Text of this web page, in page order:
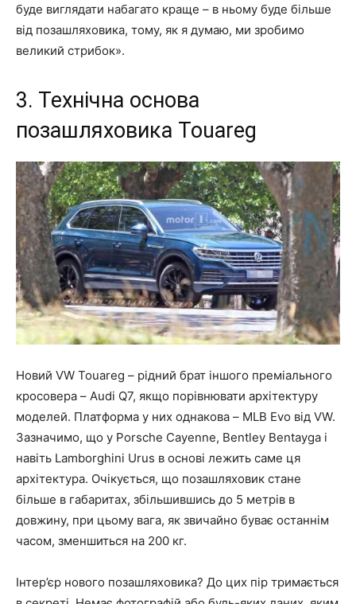
буде виглядати набагато краще – в ньому буде більше
від позашляховика, тому, як я думаю, ми зробимо
великий стрибок».
3. Технічна основа
позашляховика Touareg
Новий VW Touareg – рідний брат іншого преміального
кросовера – Audi Q7, якщо порівнювати архітектуру
моделей. Платформа у них однакова – MLB Evo від VW.
Зазначимо, що у Porsche Cayenne, Bentley Bentayga і
навіть Lamborghini Urus в основі лежить саме ця
архітектура. Очікується, що позашляховик стане
більше в габаритах, збільшившись до 5 метрів в
довжину, при цьому вага, як звичайно буває останнім
часом, зменшиться на 200 кг.
Інтер’єр нового позашляховика? До цих пір тримається